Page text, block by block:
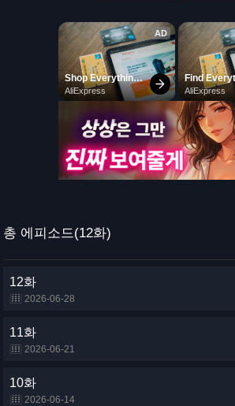
총 에피소드(12화)
12화
2026-06-28
11화
2026-06-21
10화
2026-06-14